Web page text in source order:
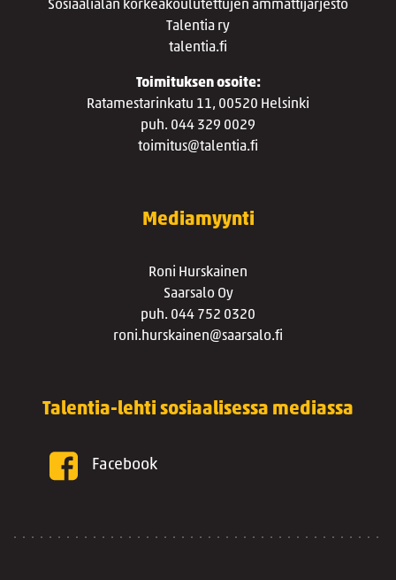
Sosiaalialan korkeakoulutettujen ammattijärjestö
Talentia ry
talentia.fi
Toimituksen osoite:
Ratamestarinkatu 11, 00520 Helsinki
puh. 044 329 0029
toimitus@talentia.fi
Mediamyynti
Roni Hurskainen
Saarsalo Oy
puh. 044 752 0320
roni.hurskainen@saarsalo.fi
Talentia-lehti sosiaalisessa mediassa
Facebook